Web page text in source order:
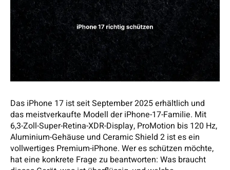
Das iPhone 17 ist seit September 2025 erhältlich und
das meistverkaufte Modell der iPhone-17-Familie. Mit
6,3-Zoll-Super-Retina-XDR-Display, ProMotion bis 120 Hz,
Aluminium-Gehäuse und Ceramic Shield 2 ist es ein
vollwertiges Premium-iPhone. Wer es schützen möchte,
hat eine konkrete Frage zu beantworten: Was braucht